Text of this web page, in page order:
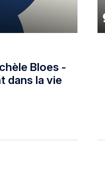
Bloes -
dans la vie